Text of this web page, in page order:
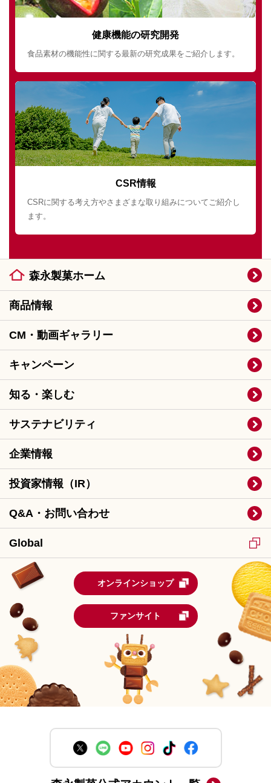
健康機能の研究開発
食品素材の機能性に関する最新の研究成果をご紹介します。
CSR情報
CSRに関する考え方やさまざまな取り組みについてご紹介し
ます。
森永製菓ホーム
商品情報
CM・動画ギャラリー
キャンペーン
知る・楽しむ
サステナビリティ
企業情報
投資家情報（IR）
Q&A・お問い合わせ
Global
オンラインショップ
ファンサイト